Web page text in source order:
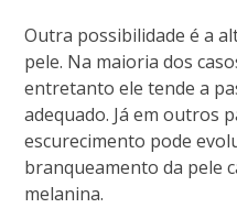
Outra possibilidade é a
pele. Na maioria dos
entretanto ele tende a
adequado. Já em outros
escurecimento pode
branqueamento da pele
melanina.